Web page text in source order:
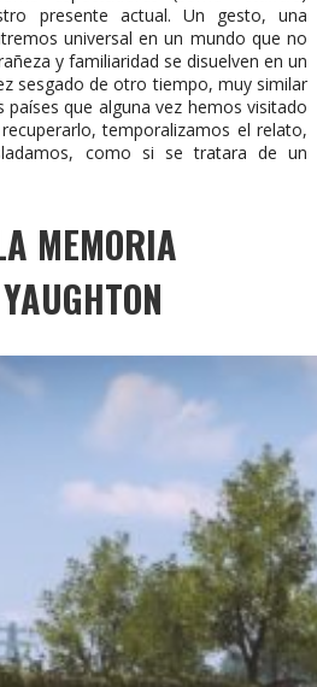
presente actual. Un gesto, una
universal en un mundo que no
y familiaridad se disuelven en un
sesgado de otro tiempo, muy similar
que alguna vez hemos visitado
temporalizamos el relato,
como si se tratara de un
MEMORIA